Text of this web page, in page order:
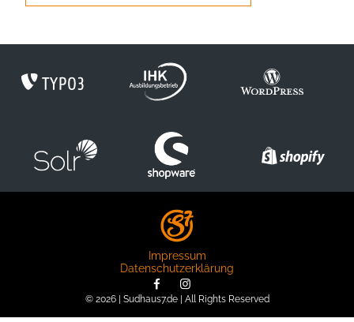
© 2026 | Sudhaus7.de | All Rights Reserved
Impressum
Datenschutzerklärung